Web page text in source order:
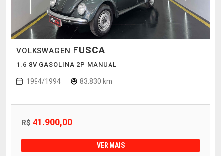
VOLKSWAGEN FUSCA
1.6 8V GASOLINA 2P MANUAL
1994/1994 83.830 km
R$ 41.900,00
VER MAIS